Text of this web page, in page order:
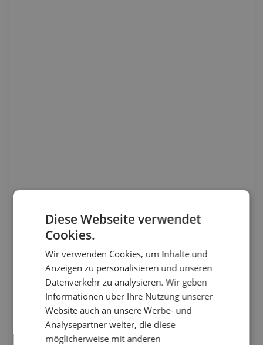
Diese Webseite verwendet
Cookies.
Wir verwenden Cookies, um Inhalte und
Anzeigen zu personalisieren und unseren
Datenverkehr zu analysieren. Wir geben
Informationen über Ihre Nutzung unserer
Website auch an unsere Werbe- und
Analysepartner weiter, die diese
möglicherweise mit anderen